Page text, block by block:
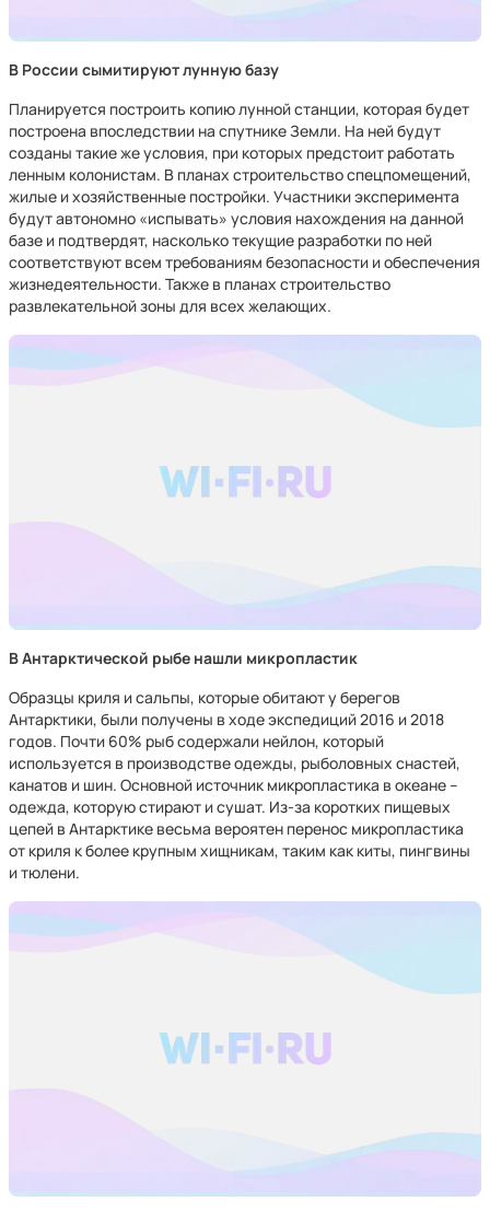
В России сымитируют лунную базу
Планируется построить копию лунной станции, которая будет
построена впоследствии на спутнике Земли. На ней будут
созданы такие же условия, при которых предстоит работать
ленным колонистам. В планах строительство спецпомещений,
жилые и хозяйственные постройки. Участники эксперимента
будут автономно «испывать» условия нахождения на данной
базе и подтвердят, насколько текущие разработки по ней
соответствуют всем требованиям безопасности и обеспечения
жизнедеятельности. Также в планах строительство
развлекательной зоны для всех желающих.
В Антарктической рыбе нашли микропластик
Образцы криля и сальпы, которые обитают у берегов
Антарктики, были получены в ходе экспедиций 2016 и 2018
годов. Почти 60% рыб содержали нейлон, который
используется в производстве одежды, рыболовных снастей,
канатов и шин. Основной источник микропластика в океане –
одежда, которую стирают и сушат. Из-за коротких пищевых
цепей в Антарктике весьма вероятен перенос микропластика
от криля к более крупным хищникам, таким как киты, пингвины
и тюлени.